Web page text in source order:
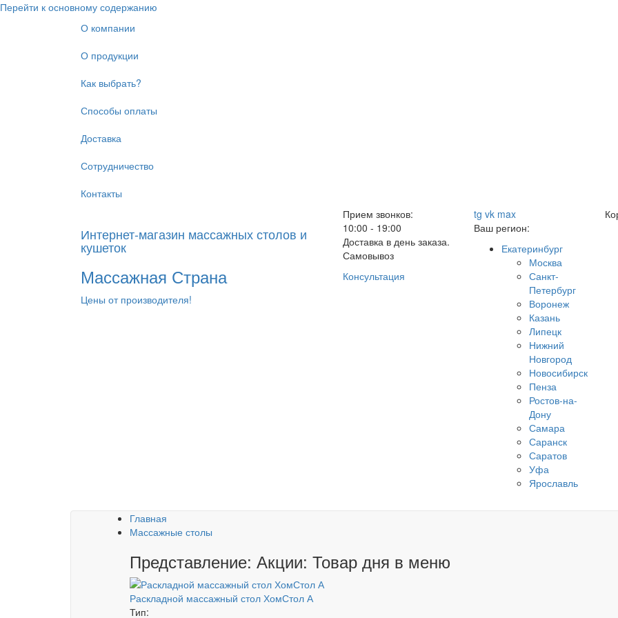
Перейти к основному содержанию
О компании
О продукции
Как выбрать?
Способы оплаты
Доставка
Сотрудничество
Контакты
Интернет-магазин массажных столов и
кушеток
Массажная Страна
Цены от производителя!
Прием звонков:
10:00 - 19:00
Доставка в день заказа.
Самовывоз
Консультация
tg vk max
Ваш регион:
Екатеринбург
Москва
Санкт-
Петербург
Воронеж
Казань
Липецк
Нижний
Новгород
Новосибирск
Пенза
Ростов-на-
Дону
Самара
Саранск
Саратов
Уфа
Ярославль
Главная
Массажные столы
Представление: Акции: Товар дня в меню
Раскладной массажный стол ХомСтол А
Тип: